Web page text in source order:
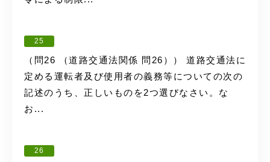
25
（問26 （道路交通法関係 問26）） 道路交通法に
定める運転者及び使用者の義務等についての次の
記述のうち、正しいものを2つ選びなさい。な
お...
26